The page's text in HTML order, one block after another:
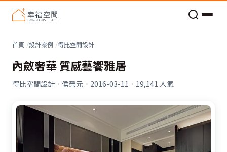
首頁 設計案例 得比空間設計
內斂奢華 質感藝饗雅居
得比空間設計 · 侯榮元 · 2016-03-11 · 19,141 人氣